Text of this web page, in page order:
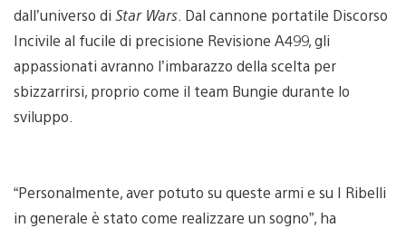
dall’universo di Star Wars . Dal cannone portatile Discorso
Incivile al fucile di precisione Revisione A499, gli
appassionati avranno l’imbarazzo della scelta per
sbizzarrirsi, proprio come il team Bungie durante lo
sviluppo.
“Personalmente, aver potuto su queste armi e su I Ribelli
in generale è stato come realizzare un sogno”, ha